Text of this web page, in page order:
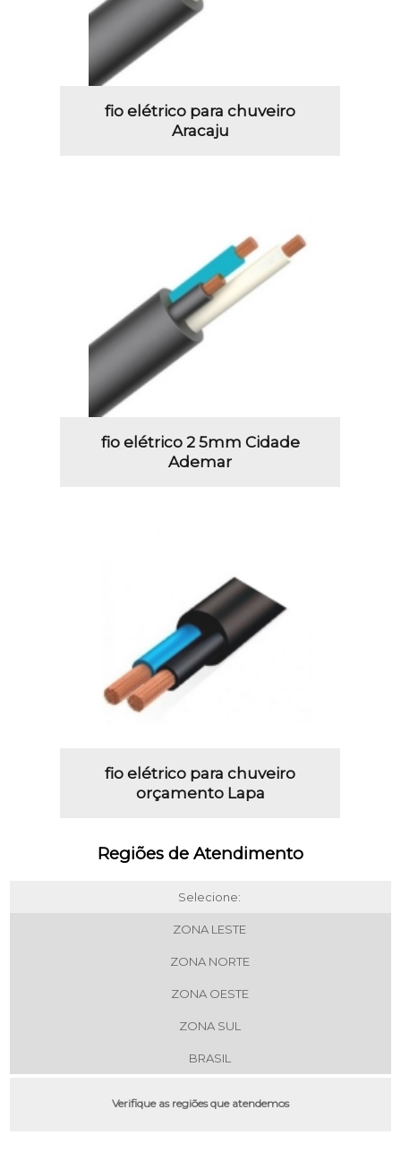
fio elétrico para chuveiro
Aracaju
fio elétrico 2 5mm Cidade
Ademar
fio elétrico para chuveiro
orçamento Lapa
Regiões de Atendimento
Selecione:
ZONA LESTE
ZONA NORTE
ZONA OESTE
ZONA SUL
BRASIL
Verifique as regiões que atendemos